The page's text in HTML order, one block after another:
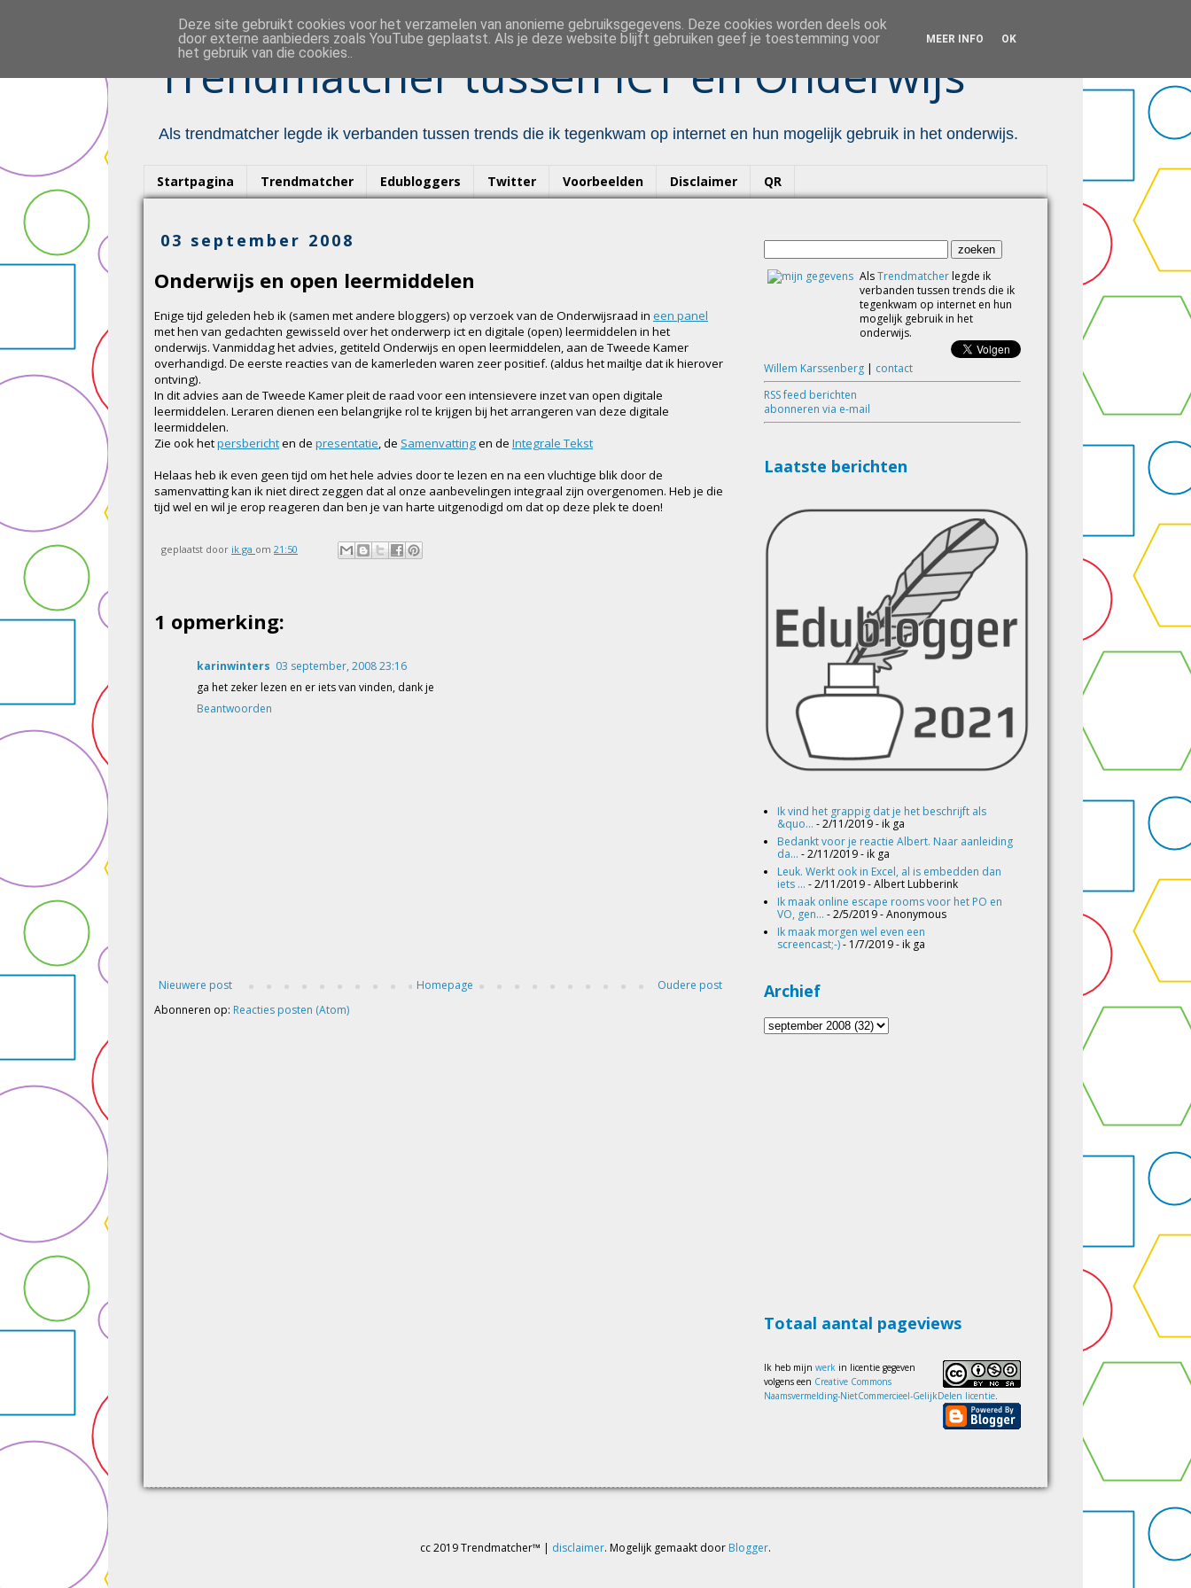
Trendmatcher tussen ICT en Onderwijs ™
Als trendmatcher legde ik verbanden tussen trends die ik tegenkwam op internet en hun mogelijk gebruik in het onderwijs.
Startpagina Trendmatcher Edubloggers Twitter Voorbeelden Disclaimer QR
03 september 2008
Onderwijs en open leermiddelen
Enige tijd geleden heb ik (samen met andere bloggers) op verzoek van de Onderwijsraad in een panel
met hen van gedachten gewisseld over het onderwerp ict en digitale (open) leermiddelen in het
onderwijs. Vanmiddag het advies, getiteld Onderwijs en open leermiddelen, aan de Tweede Kamer
overhandigd. De eerste reacties van de kamerleden waren zeer positief. (aldus het mailtje dat ik hierover
ontving).
In dit advies aan de Tweede Kamer pleit de raad voor een intensievere inzet van open digitale
leermiddelen. Leraren dienen een belangrijke rol te krijgen bij het arrangeren van deze digitale
leermiddelen.
Zie ook hetpersberichten de presentatie, de Samenvattingen de Integrale Tekst
Helaas heb ik even geen tijd om het hele advies door te lezen en na een vluchtige blik door de
samenvatting kan ik niet direct zeggen dat al onze aanbevelingen integraal zijn overgenomen. Heb je die
tijd wel en wil je erop reageren dan ben je van harte uitgenodigd om dat op deze plek te doen!
geplaatst door ik ga om 21:50
1 opmerking:
karinwinters 03 september, 2008 23:16
ga het zeker lezen en er iets van vinden, dank je
Beantwoorden
Nieuwere post Oudere post
Homepage
Abonneren op: Reacties posten (Atom)
AlsTrendmatcher legde ik
verbanden tussen trends die ik
tegenkwam op internet en hun
mogelijk gebruik in het
onderwijs.
Willem Karssenberg | contact
RSS feed berichten
abonneren via e-mail
Laatste berichten
Ik vind het grappig dat je het beschrijft als
&quo... - 2/11/2019- ik ga
Bedankt voor je reactie Albert. Naar aanleiding
da... - 2/11/2019- ik ga
Leuk. Werkt ook in Excel, al is embedden dan
iets ... - 2/11/2019- Albert Lubberink
Ik maak online escape rooms voor het PO en
VO, gen... - 2/5/2019- Anonymous
Ik maak morgen wel even een
screencast;-)- 1/7/2019- ik ga
Archief
Totaal aantal pageviews
Ik heb mijn werk in licentie gegeven
volgens een Creative Commons
Naamsvermelding-NietCommercieel-GelijkDelen licentie
cc 2019 Trendmatcher™ | disclaimer. Mogelijk gemaakt door Blogger.
Deze site gebruikt cookies voor het verzamelen van anonieme gebruiksgegevens. Deze cookies worden deels ook
door externe aanbieders zoals YouTube geplaatst. Als je deze website blijft gebruiken geef je toestemming voor
het gebruik van die cookies..
MEER INFO OK